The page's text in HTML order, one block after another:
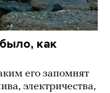
как
его запомнят
электричества,